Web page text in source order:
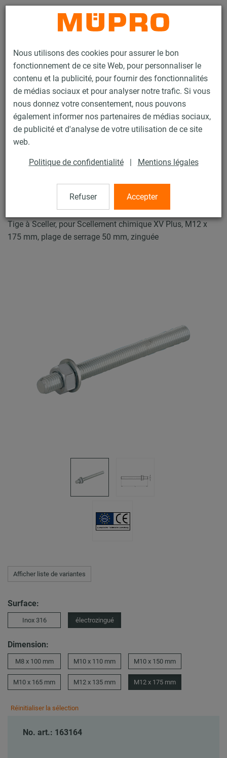
Nous utilisons des cookies pour assurer le bon
fonctionnement de ce site Web, pour personnaliser le
contenu et la publicité, pour fournir des fonctionnalités
de médias sociaux et pour analyser notre trafic. Si vous
nous donnez votre consentement, nous pouvons
également informer nos partenaires de médias sociaux,
de publicité et d'analyse de votre utilisation de ce site
web.
Politique de confidentialité | Mentions légales
Refuser Accepter
Contact
Produits Technique de fixation
Chevilles
Tige à sceller scellement chimique XV Plus
Tige à sceller scellement
chimique XV Plus
Tige à Sceller, pour Scellement chimique XV Plus, M12 x
175 mm, plage de serrage 50 mm, zinguée
Afficher liste de variantes
Surface:
Inox 316 électrozingué
Dimension:
M8 x 100 mm M10 x 110 mm M10 x 150 mm
M10 x 165 mm M12 x 135 mm M12 x 175 mm
Réinitialiser la sélection
No. art.: 163164